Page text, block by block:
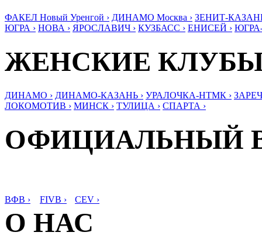
ФАКЕЛ Новый Уренгой › ДИНАМО Москва › ЗЕНИТ-
ЮГРА › НОВА › ЯРОСЛАВИЧ › КУЗБАСС › ЕНИСЕЙ ›
ЖЕНСКИЕ
ДИНАМО › ДИНАМО-КАЗАНЬ › УРАЛОЧКА-НТМК ›
ЛОКОМОТИВ › МИНСК › ТУЛИЦА › СПАРТА ›
ОФИЦИАЛЬНЫЙ
ВФВ › FIVB › CEV ›
О НАС